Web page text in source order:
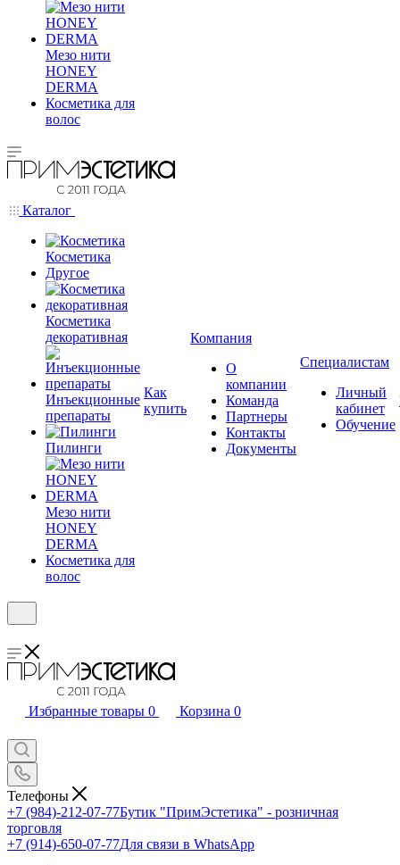
Мезо нити
HONEY
DERMA
Косметика для
волос
Каталог
Косметика
Другое
Косметика
декоративная
Инъекционные
препараты
Пилинги
Мезо нити
HONEY
DERMA
Косметика для
волос
Как
купить
Компания
О
компании
Команда
Партнеры
Контакты
Документы
Специалистам
Личный
кабинет
Обучение
Избранные товары 0 Корзина 0
Телефоны
+7 (984)-212-07-77Бутик "ПримЭстетика" - розничная
торговля
+7 (914)-650-07-77Для связи в WhatsApp